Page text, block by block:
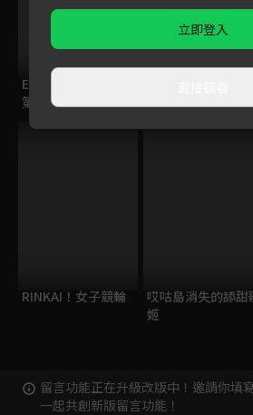
ELTV｜童話任意門
第一季
RINKAI！女子競輪
哎咕島消失的舔甜
姬
留言功能正在升級改版中！邀請你填
一起共創新版留言功能！
立即登入